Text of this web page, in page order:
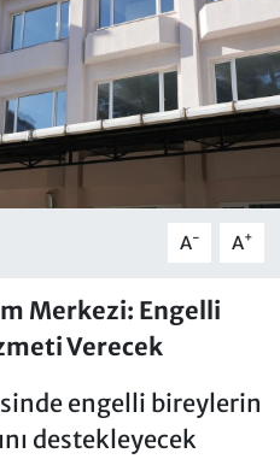
A- A+
Merkezi: Engelli
Verecek
engelli bireylerin
destekleyecek